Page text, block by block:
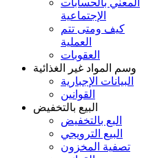
الإجتماعية
كيف ومتى تتم
العملية
العقوبات
وسم المواد غير الغذائية
البيانات الإجبارية
القوانين
البيع بالتخفيض
البع بالتخفيض
البيع الترويجي
تصفية المخزون